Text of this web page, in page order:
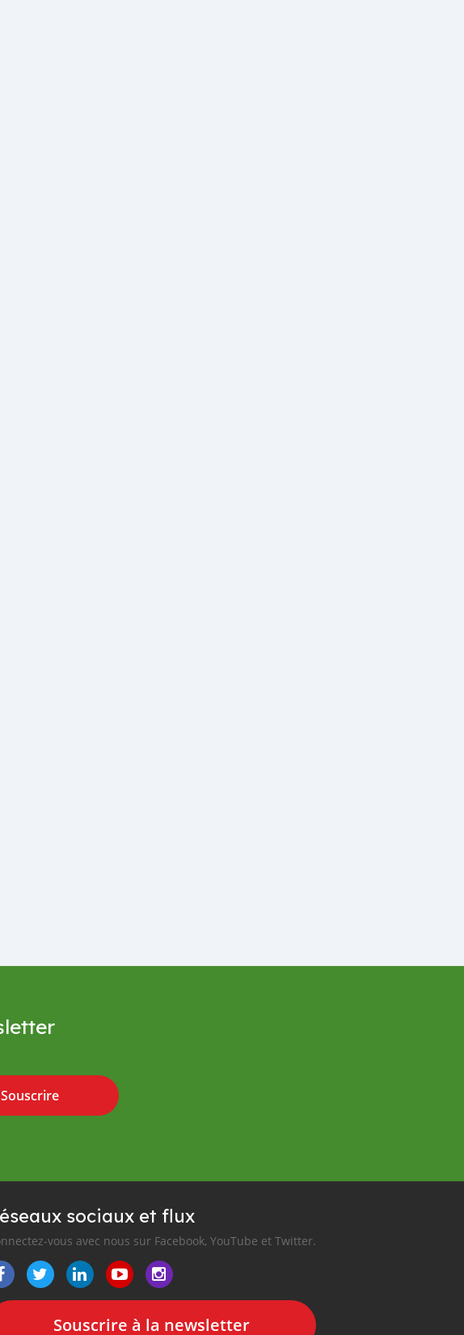
Souscrire
sociaux et flux
vous avec nous sur Facebook, YouTube et Twitter.
Souscrire à la newsletter